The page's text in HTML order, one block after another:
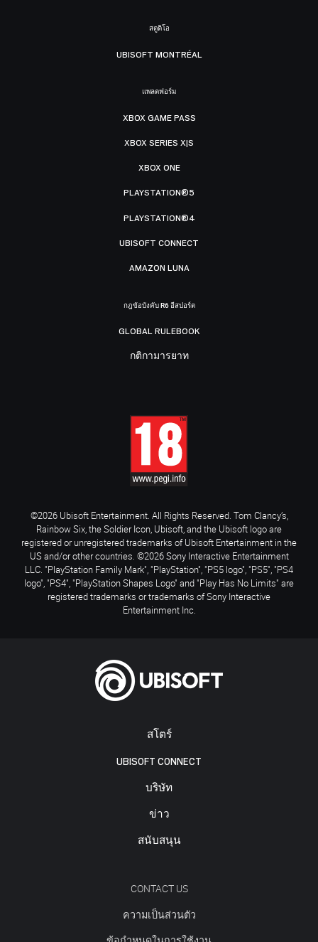
สโตร์
UBISOFT CONNECT
บริษัท
ข่าว
สนับสนุน
CONTACT US
ความเป็นส่วนตัว
สตูดิโอ
UBISOFT MONTRÉAL
แพลตฟอร์ม
XBOX GAME PASS
XBOX SERIES X|S
XBOX ONE
PLAYSTATION®5
PLAYSTATION®4
UBISOFT CONNECT
AMAZON LUNA
กฎข้อบังคับ R6 อีสปอร์ต
GLOBAL RULEBOOK
กติกามารยาท
©2026 Ubisoft Entertainment. All Rights Reserved. Tom Clancy’s,
Rainbow Six, the Soldier Icon, Ubisoft, and the Ubisoft logo are
registered or unregistered trademarks of Ubisoft Entertainment in the
US and/or other countries. ©2026 Sony Interactive Entertainment
LLC. "PlayStation Family Mark", "PlayStation", "PS5 logo", "PS5", "PS4
logo", "PS4", "PlayStation Shapes Logo" and "Play Has No Limits" are
registered trademarks or trademarks of Sony Interactive
Entertainment Inc.